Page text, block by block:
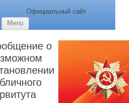
Официальный сайт
Menu
о